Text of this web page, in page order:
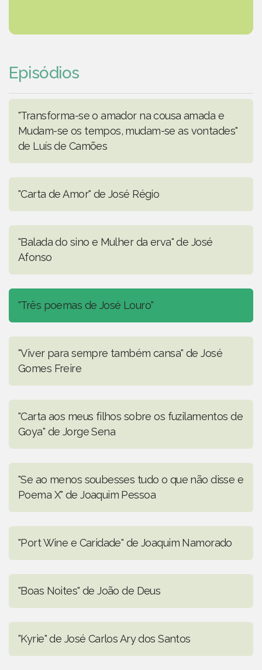
Episódios
"Transforma-se o amador na cousa amada e
Mudam-se os tempos, mudam-se as vontades"
de Luís de Camões
"Carta de Amor" de José Régio
"Balada do sino e Mulher da erva" de José
Afonso
"Três poemas de José Louro"
"Viver para sempre também cansa" de José
Gomes Freire
"Carta aos meus filhos sobre os fuzilamentos de
Goya" de Jorge Sena
"Se ao menos soubesses tudo o que não disse e
Poema X" de Joaquim Pessoa
"Port Wine e Caridade" de Joaquim Namorado
"Boas Noites" de João de Deus
"Kyrie" de José Carlos Ary dos Santos